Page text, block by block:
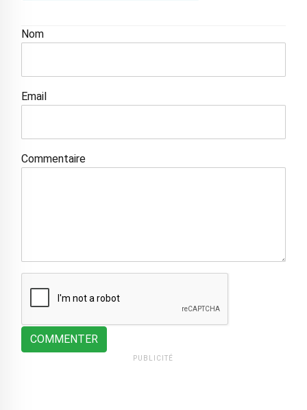
Nom
Email
Commentaire
COMMENTER
PUBLICITÉ